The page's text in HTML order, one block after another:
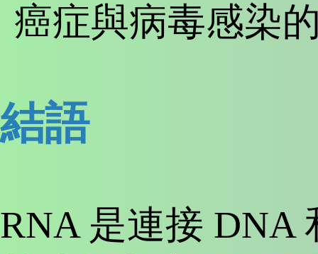
癌症與病毒感染
結語
RNA 是連接 DNA